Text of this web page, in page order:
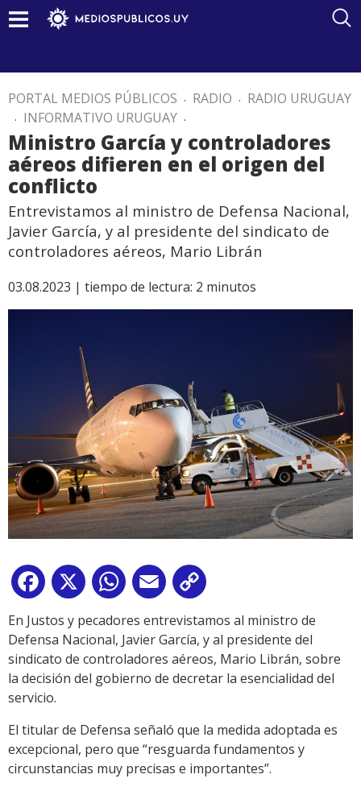
PORTAL MEDIOS PÚBLICOS . RADIO . RADIO URUGUAY
. INFORMATIVO URUGUAY .
Ministro García y controladores
aéreos difieren en el origen del
conflicto
Entrevistamos al ministro de Defensa Nacional,
Javier García, y al presidente del sindicato de
controladores aéreos, Mario Librán
03.08.2023 | tiempo de lectura: 2 minutos
Facebook
X WhatsApp
Email
Link
En Justos y pecadores entrevistamos al ministro de
Defensa Nacional, Javier García, y al presidente del
sindicato de controladores aéreos, Mario Librán, sobre
la decisión del gobierno de decretar la esencialidad del
servicio.
El titular de Defensa señaló que la medida adoptada es
excepcional, pero que “resguarda fundamentos y
circunstancias muy precisas e importantes”.